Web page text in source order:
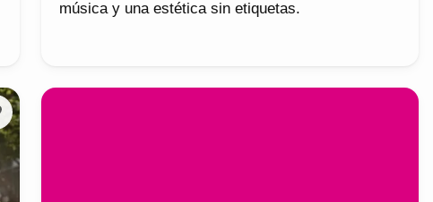
música y una estética sin etiquetas.